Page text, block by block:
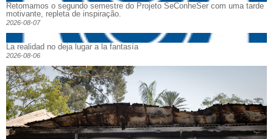
Retomamos o segundo semestre do Projeto SeConheSer com uma tarde
motivante, repleta de inspiração.
2026-08-07
La realidad no deja lugar a la fantasía
2026-08-06